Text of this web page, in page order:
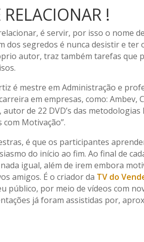
RELACIONAR !
é servir, por isso o nome
dos segredos é nunca desistir e
autor, traz também tarefas que
é mestre em Administração e
em empresas, como: Ambev,
de 22 DVD’s das
com Motivação”.
é que os participantes
do início ao fim. Ao final de
igual, além de irem embora
amigos. É o criador da TV do
público, por meio de vídeos com
já foram assistidas por,